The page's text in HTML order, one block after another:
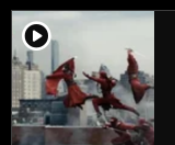
player2